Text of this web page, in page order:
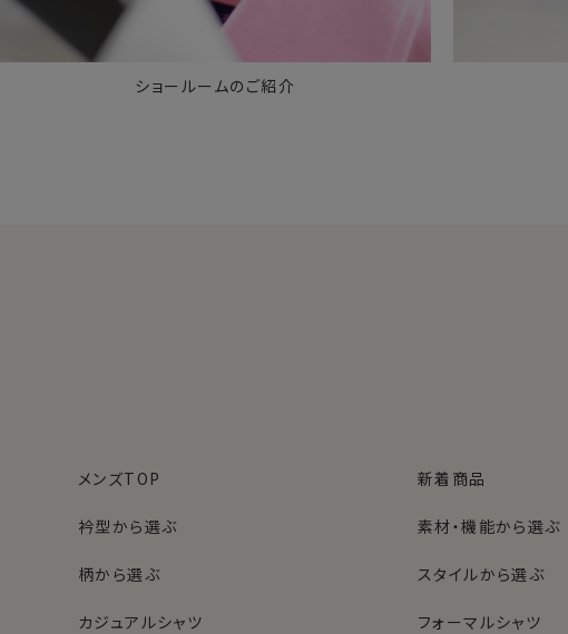
ショールームのご紹介
メンズTOP 新着商品
衿型から選ぶ 素材・機能から選ぶ
柄から選ぶ スタイルから選ぶ
カジュアルシャツ フォーマルシャツ